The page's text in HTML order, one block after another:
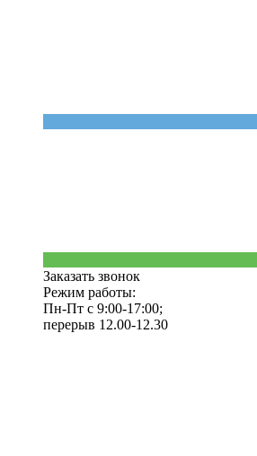
Заказать звонок
Режим работы:
Пн-Пт с 9:00-17:00;
перерыв 12.00-12.30